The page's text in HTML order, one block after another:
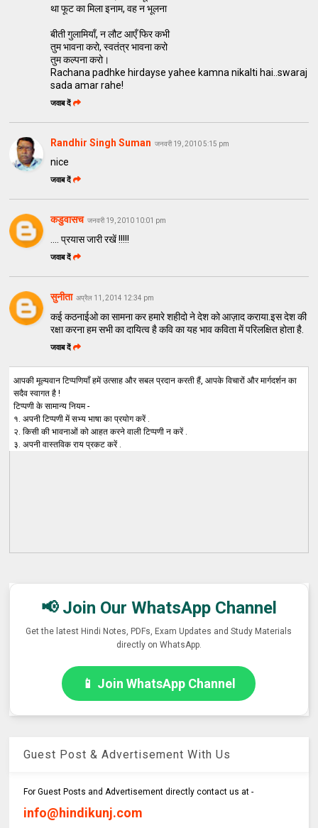
था फूट का मिला इनाम, वह न भूलना
बीती गुलामियाँ, न लौट आएँ फिर कभी
तुम भावना करो, स्वतंत्र भावना करो
तुम कल्पना करो।
Rachana padhke hirdayse yahee kamna nikalti hai..swaraj
sada amar rahe!
जवाब दें
Randhir Singh Suman जनवरी 19, 2010 5:15 pm
nice
जवाब दें
कडुवासच जनवरी 19, 2010 10:01 pm
.... प्रयास जारी रखें !!!!!
जवाब दें
सुनीता अप्रैल 11, 2014 12:34 pm
कई कठनाईओ का सामना कर हमारे शहीदो ने देश को आज़ाद कराया.इस देश की
रक्षा करना हम सभी का दायित्व है कवि का यह भाव कविता में परिलक्षित होता है.
जवाब दें
आपकी मूल्यवान टिप्पणियाँ हमें उत्साह और सबल प्रदान करती हैं, आपके विचारों और मार्गदर्शन का
सदैव स्वागत है !
टिप्पणी के सामान्य नियम -
१. अपनी टिप्पणी में सभ्य भाषा का प्रयोग करें .
२. किसी की भावनाओं को आहत करने वाली टिप्पणी न करें .
३. अपनी वास्तविक राय प्रकट करें .
📢 Join Our WhatsApp Channel
Get the latest Hindi Notes, PDFs, Exam Updates and Study Materials
directly on WhatsApp.
📱 Join WhatsApp Channel
Guest Post & Advertisement With Us
For Guest Posts and Advertisement directly contact us at -
info@hindikunj.com